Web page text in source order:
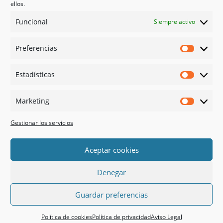
ellos.
Funcional Siempre activo
Preferencias
Estadísticas
Marketing
Gestionar los servicios
Aceptar cookies
Denegar
Guardar preferencias
Política de cookiesPolítica de privacidadAviso Legal
Psicología en Murcia
Guías
Redes sociales
Instagram
Linked in
Pago 100% Seguro
     